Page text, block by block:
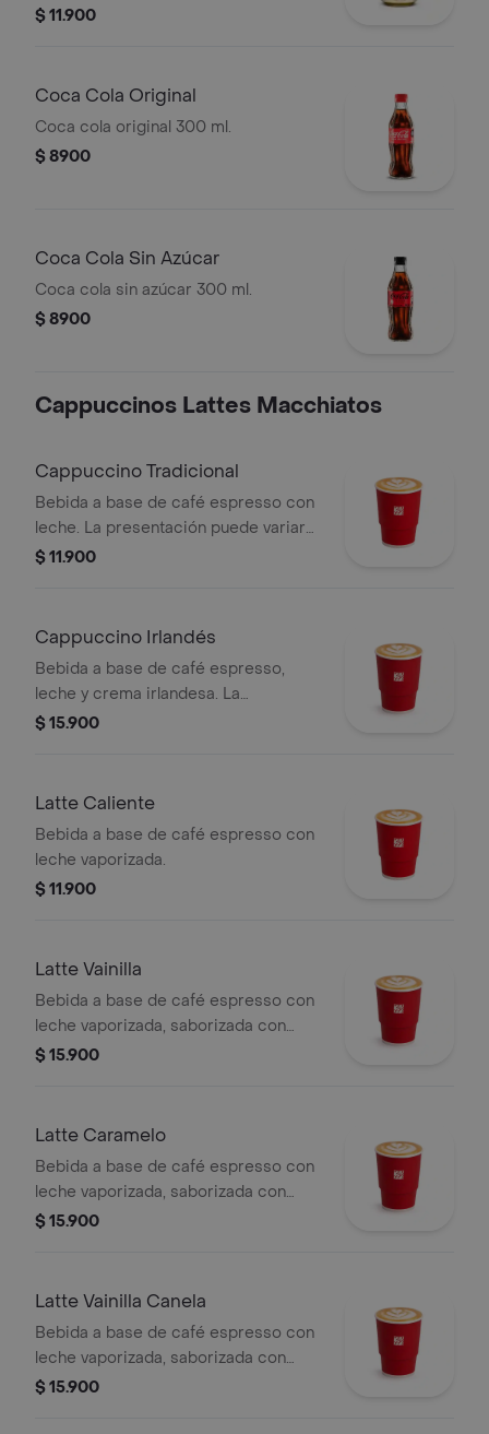
caramelo, en presentación de lata por
$ 11.900
Coca Cola Original
Coca cola original 300 ml.
$ 8900
Coca Cola Sin Azúcar
Coca cola sin azúcar 300 ml.
$ 8900
Cappuccinos Lattes Macchiatos
Cappuccino Tradicional
Bebida a base de café espresso con
leche. La presentación puede variar
en pedidos a domicilio de la que se
$ 11.900
Cappuccino Irlandés
Bebida a base de café espresso,
leche y crema irlandesa. La
presentación para pedidos a
$ 15.900
Latte Caliente
Bebida a base de café espresso con
leche vaporizada.
$ 11.900
Latte Vainilla
Bebida a base de café espresso con
leche vaporizada, saborizada con
vainilla.
$ 15.900
Latte Caramelo
Bebida a base de café espresso con
leche vaporizada, saborizada con
caramelo.
$ 15.900
Latte Vainilla Canela
Bebida a base de café espresso con
leche vaporizada, saborizada con
vainilla y canela.
$ 15.900